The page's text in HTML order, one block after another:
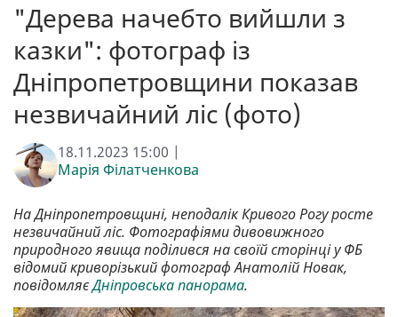
"Дерева начебто вийшли з
казки": фотограф із
Дніпропетровщини показав
незвичайний ліс (фото)
18.11.2023 15:00 |
Марія Філатченкова
На Дніпропетровщині, неподалік Кривого Рогу росте
незвичайний ліс. Фотографіями дивовижного
природного явища поділився на своїй сторінці у ФБ
відомий криворізький фотограф Анатолій Новак,
повідомляєДніпровська панорама.